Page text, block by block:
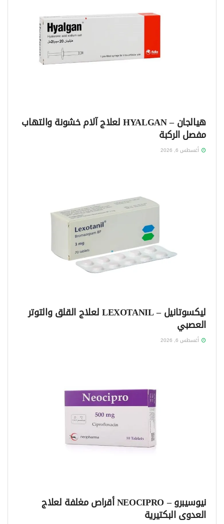
هيالجان – HYALGAN لعلاج آلام خشونة والتهاب
مفصل الركبة
أغسطس 6, 2026
ليكسوتانيل – LEXOTANIL لعلاج القلق والتوتر
العصبي
أغسطس 6, 2026
نيوسيبرو – NEOCIPRO أقراص مغلفة لعلاج
العدوى البكتيرية